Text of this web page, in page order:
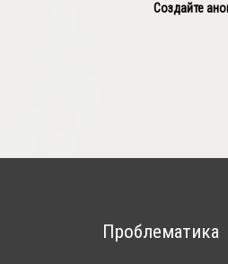
Создайте
Проблематика